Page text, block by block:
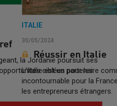
la Jordanie poursuit ses
ciblées pour les
ITALIE
30/05/2024
Réussir en Italie
L'Italie est un partenaire
incontournable pour la
les entrepreneurs étrangers.